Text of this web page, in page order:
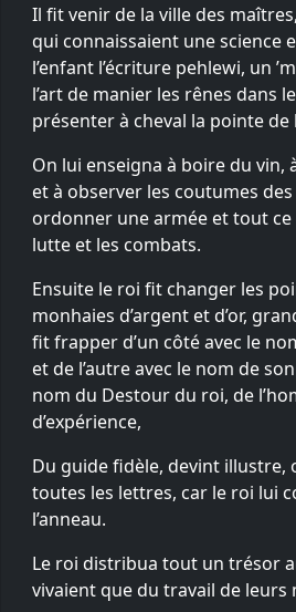
Il fit venir de la ville des
qui connaissaient une science
l’enfant l’écriture pehlewi, un
l’art de manier les rênes dans
présenter à cheval la pointe de
On lui enseigna à boire du vin,
et à observer les coutumes
ordonner une armée et tout ce
lutte et les combats.
Ensuite le roi fit changer les
monhaies d’argent et d’or,
fit frapper d’un côté avec le
et de l’autre avec le nom de
nom du Destour du roi, de
d’expérience,
Du guide fidèle, devint illustre,
toutes les lettres, car le roi lui
l’anneau.
Le roi distribua tout un trésor
vivaient que du travail de leurs